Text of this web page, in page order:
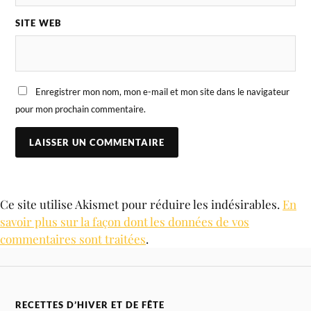
SITE WEB
Enregistrer mon nom, mon e-mail et mon site dans le navigateur
pour mon prochain commentaire.
Ce site utilise Akismet pour réduire les indésirables. En
savoir plus sur la façon dont les données de vos
commentaires sont traitées.
RECETTES D’HIVER ET DE FÊTE